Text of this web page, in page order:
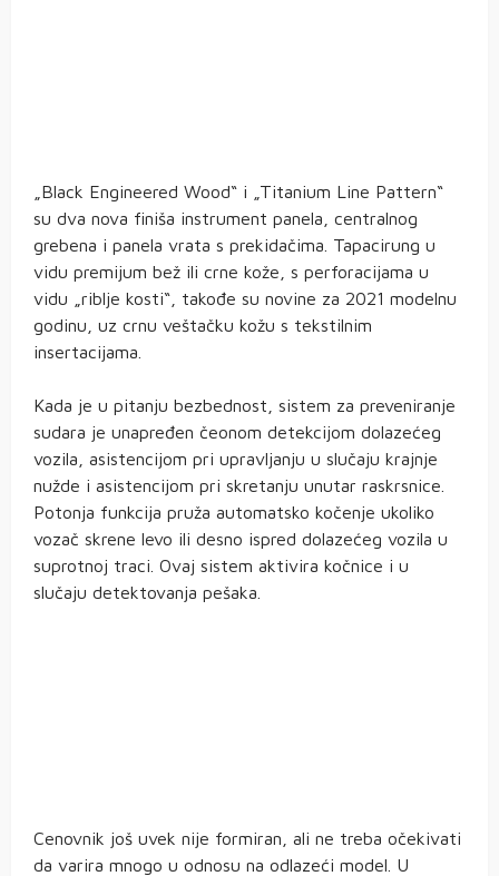
„Black Engineered Wood“ i „Titanium Line Pattern“
su dva nova finiša instrument panela, centralnog
grebena i panela vrata s prekidačima. Tapacirung u
vidu premijum bež ili crne kože, s perforacijama u
vidu „riblje kosti“, takođe su novine za 2021 modelnu
godinu, uz crnu veštačku kožu s tekstilnim
insertacijama.
Kada je u pitanju bezbednost, sistem za preveniranje
sudara je unapređen čeonom detekcijom dolazećeg
vozila, asistencijom pri upravljanju u slučaju krajnje
nužde i asistencijom pri skretanju unutar raskrsnice.
Potonja funkcija pruža automatsko kočenje ukoliko
vozač skrene levo ili desno ispred dolazećeg vozila u
suprotnoj traci. Ovaj sistem aktivira kočnice i u
slučaju detektovanja pešaka.
Cenovnik još uvek nije formiran, ali ne treba očekivati
da varira mnogo u odnosu na odlazeći model. U